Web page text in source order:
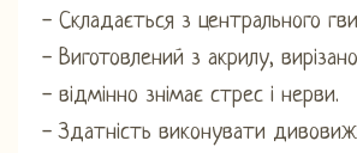
- Складається з центрального
- Виготовлений з акрилу,
- відмінно знімає стрес і нерви.
- Здатність виконувати